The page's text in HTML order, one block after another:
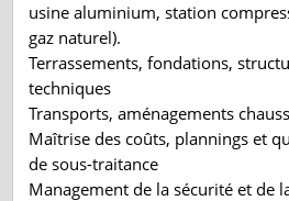
usine aluminium, station
gaz naturel).
Terrassements, fondations,
techniques
Transports, aménagements
Maîtrise des coûts, plannings et
de sous-traitance
Management de la sécurité et de